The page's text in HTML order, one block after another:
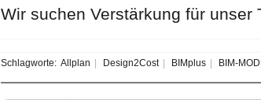
Wir suchen Verstärkung für unser
Schlagworte: Allplan Design2Cost BIMplus BIM-